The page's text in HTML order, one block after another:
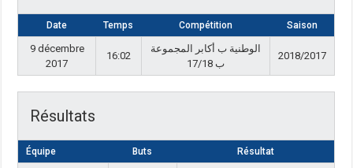
Date Temps Compétition Saison
9 décembre
2017
16:02
الوطنية ب أكابر المجموعة
ب 17/18
2018/2017
Résultats
Équipe Buts Résultat